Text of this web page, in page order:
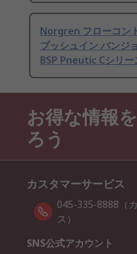
Norgren フローコン
プッシュイン バンジ
BSP Pneutic Cシリー
お得な情報
ろう
カスタマーサービス
045-335-8888（
ス）
SNS公式アカウント